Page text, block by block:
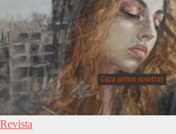
Revista